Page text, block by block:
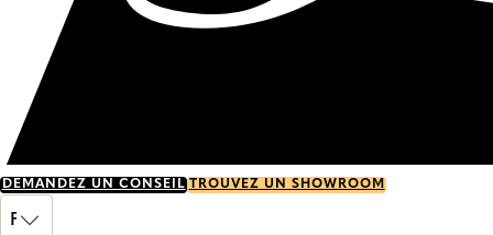
DEMANDEZ UN CONSEIL TROUVEZ UN SHOWROOM